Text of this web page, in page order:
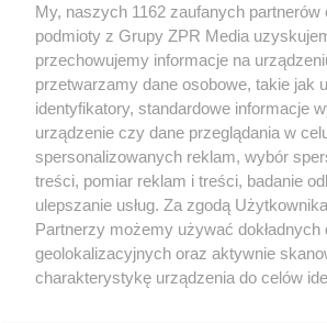
Żaden utwór zamieszczony w serwisie nie może
rozpowszechniany lub dalej rozpowszechniany w
tym także elektroniczny lub mechaniczny) na
eksploatacji w jakiejkolwiek formie, włącznie z
Internecie bez pisemnej zgody właściciela praw.
wykorzystanie utworów w całości lub w części z
tzn. bez właściwej zgody, jest zabronione pod
ścigane prawnie.
My, naszych 1162 zaufanych partnerów
podmioty z Grupy ZPR Media
przechowujemy informacje na
przetwarzamy dane osobowe, takie jak
identyfikatory, standardowe informacje
urządzenie czy dane przeglądania w
spersonalizowanych reklam, wybór
treści, pomiar reklam i treści, badanie
ulepszanie usług. Za zgodą
Partnerzy możemy używać dokładnych
geolokalizacyjnych oraz aktywnie
charakterystykę urządzenia do celów